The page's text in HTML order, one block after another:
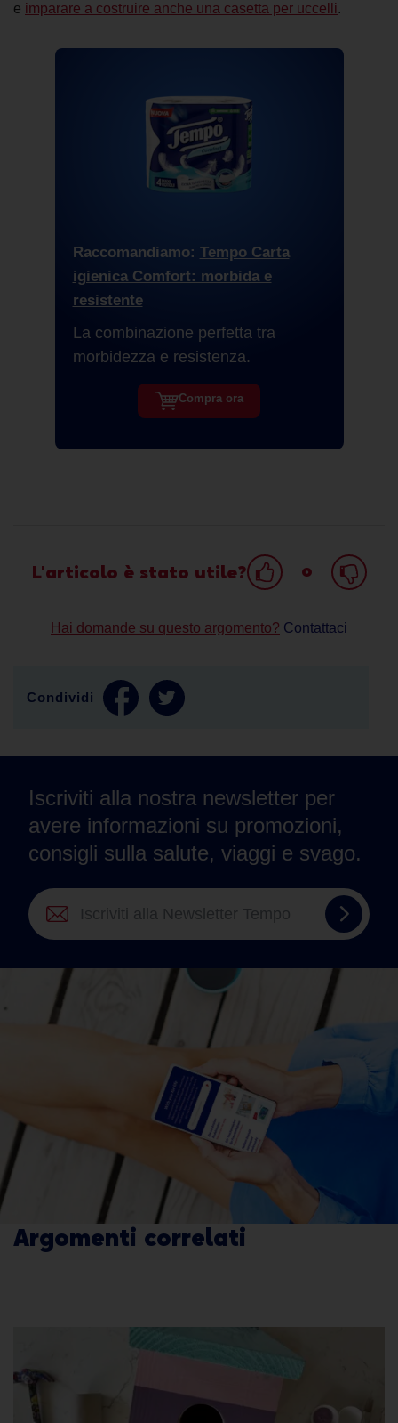
Raccomandiamo: Tempo Carta
igienica Comfort: morbida e
resistente
La combinazione perfetta tra
morbidezza e resistenza.
Compra ora
e imparare a costruire anche una casetta per uccelli.
L'articolo è stato utile? o
Hai domande su questo argomento? Contattaci
Condividi
Iscriviti alla nostra newsletter per
avere informazioni su promozioni,
consigli sulla salute, viaggi e svago.
Iscriviti
alla
Argomenti correlati